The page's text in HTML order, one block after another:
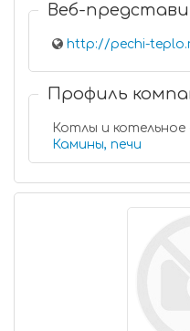
Веб-
http://pechi-
Профиль
Котлы и
Камины, печи